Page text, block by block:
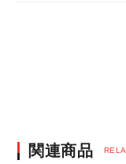
決済後の正式
関連商品